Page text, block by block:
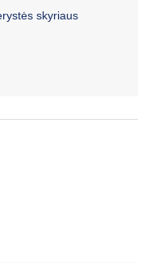
skyriaus